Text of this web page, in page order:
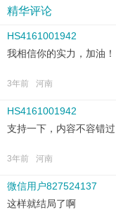
精华评论
HS4161001942
我相信你的实力，加油！
3年前 河南
HS4161001942
支持一下，内容不容错过
3年前 河南
微信用户827524137
这样就结局了啊